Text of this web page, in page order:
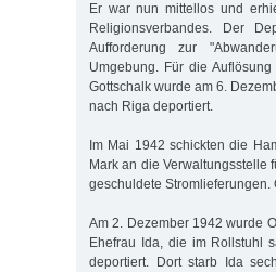
Er war nun mittellos und
Religionsverbandes. Der
Aufforderung zur
Umgebung. Für die
Gottschalk wurde am 6.
nach Riga deportiert.
Im Mai 1942 schickten die
Mark an die Verwaltungsstelle
geschuldete Stromlieferungen.
Am 2. Dezember 1942 wurde
Ehefrau Ida, die im Rollstuhl
deportiert. Dort starb Ida